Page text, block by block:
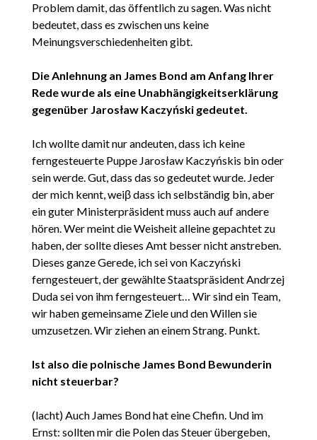
Problem damit, das öffentlich zu sagen. Was nicht
bedeutet, dass es zwischen uns keine
Meinungsverschiedenheiten gibt.
Die Anlehnung an James Bond am Anfang Ihrer
Rede wurde als eine Unabhängigkeitserklärung
gegenüber Jarosław Kaczyński gedeutet.
Ich wollte damit nur andeuten, dass ich keine
ferngesteuerte Puppe Jarosław Kaczyńskis bin oder
sein werde. Gut, dass das so gedeutet wurde. Jeder
der mich kennt, weiβ dass ich selbständig bin, aber
ein guter Ministerpräsident muss auch auf andere
hören. Wer meint die Weisheit alleine gepachtet zu
haben, der sollte dieses Amt besser nicht anstreben.
Dieses ganze Gerede, ich sei von Kaczyński
ferngesteuert, der gewählte Staatspräsident Andrzej
Duda sei von ihm ferngesteuert… Wir sind ein Team,
wir haben gemeinsame Ziele und den Willen sie
umzusetzen. Wir ziehen an einem Strang. Punkt.
Ist also die polnische James Bond Bewunderin
nicht steuerbar?
(lacht) Auch James Bond hat eine Chefin. Und im
Ernst: sollten mir die Polen das Steuer übergeben,